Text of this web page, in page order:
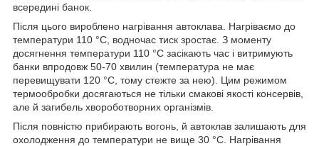
всередині банок.
Після цього вироблено нагрівання автоклава. Нагріваємо до
температури 110 °C, водночас тиск зростає. З моменту
досягнення температури 110 °C засікають час і витримують
банки впродовж 50-70 хвилин (температура не має
перевищувати 120 °C, тому стежте за нею). Цим режимом
термообробки досягаються не тільки смакові якості консервів,
але й загибель хвороботворних організмів.
Після повністю прибирають вогонь, й автоклав залишають для
охолодження до температури не вище 30 °C. Нагрівання